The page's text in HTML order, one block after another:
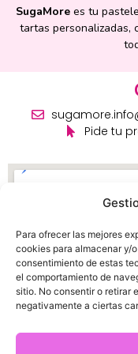
Para ofrecer las mejores
cookies para almacenar y/
consentimiento de estas
el comportamiento de
sitio. No consentir o retirar
negativamente a ciertas
SugaMore es tu
tartas personalizadas,
Pide tu